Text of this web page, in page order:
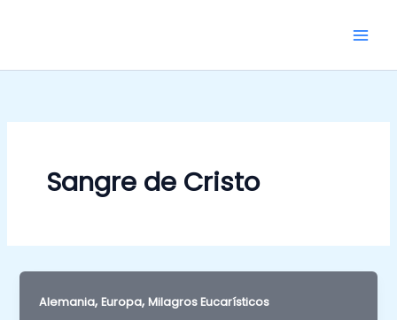
Sangre de Cristo
Alemania,Europa,Milagros Eucarísticos